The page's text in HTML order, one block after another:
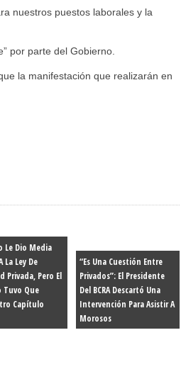
nuestros puestos laborales y la
por parte del Gobierno.
la manifestación que realizarán en
Le Dio Media
La Ley De
Privada, Pero El
Tuvo Que
Capítulo
“Es Una Cuestión Entre
Privados”: El Presidente
Del BCRA Descartó Una
Intervención Para Asistir A
Morosos